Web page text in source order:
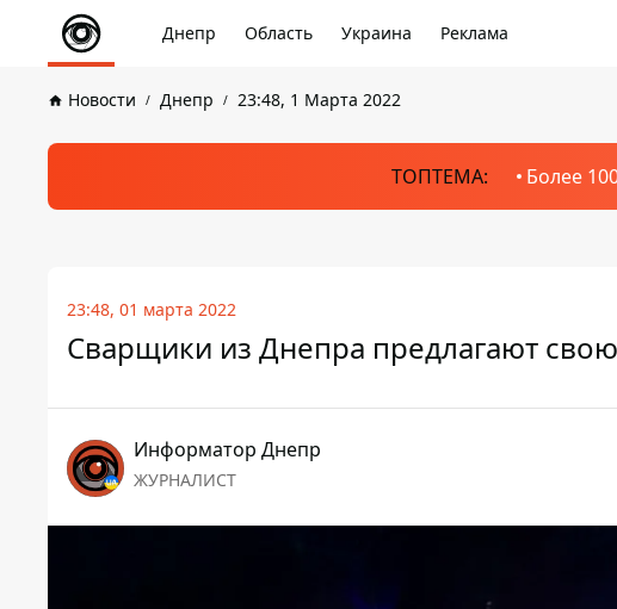
Днепр Область Украина Реклама
Новости Днепр 23:48, 1 Марта 2022
ТОПТЕМА: Более
23:48, 01 марта 2022
Сварщики из Днепра предлагают
Информатор Днепр
ЖУРНАЛИСТ